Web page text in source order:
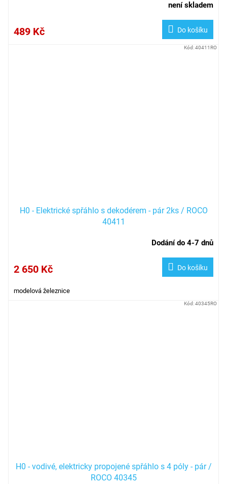
není skladem
489 Kč Do košíku
H0 - Elektrické spřáhlo s dekodérem - pár 2ks / ROCO
40411
Dodání do 4-7 dnů
2 650 Kč Do košíku
modelová železnice
Kód:40411RO
H0 - vodivé, elektricky propojené spřáhlo s 4 póly - pár /
ROCO 40345
Kód:40345RO